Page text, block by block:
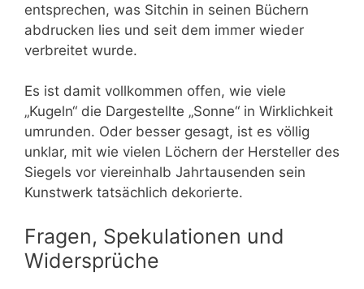
entsprechen, was Sitchin in seinen Büchern
abdrucken lies und seit dem immer wieder
verbreitet wurde.
Es ist damit vollkommen offen, wie viele
„Kugeln“ die Dargestellte „Sonne“ in Wirklichkeit
umrunden. Oder besser gesagt, ist es völlig
unklar, mit wie vielen Löchern der Hersteller des
Siegels vor viereinhalb Jahrtausenden sein
Kunstwerk tatsächlich dekorierte.
Fragen, Spekulationen und
Widersprüche